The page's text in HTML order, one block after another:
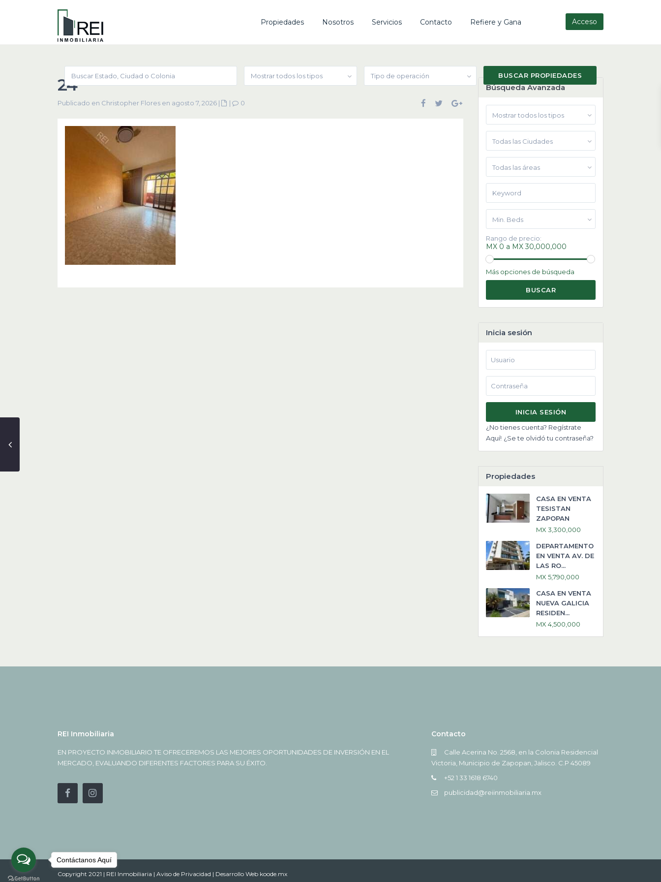
Acceso
Propiedades Nosotros Servicios Contacto Refiere y Gana
Mostrar todos los tipos Tipo de operación
24
Publicado en Christopher Flores en agosto 7, 2026 | | 0
Búsqueda Avanzada
Mostrar todos los tipos
Todas las Ciudades
Todas las áreas
Min. Beds
Rango de precio:
MX 0 a MX 30,000,000
Más opciones de búsqueda
BUSCAR
Inicia sesión
INICIA SESIÓN
¿No tienes cuenta? Regístrate
Aquí! ¿Se te olvidó tu contraseña?
Propiedades
CASA EN VENTA
TESISTAN
ZAPOPAN
MX 3,300,000
DEPARTAMENTO
EN VENTA AV. DE
LAS RO...
MX 5,790,000
CASA EN VENTA
NUEVA GALICIA
RESIDEN...
MX 4,500,000
REI Inmobiliaria
EN PROYECTO INMOBILIARIO TE OFRECEREMOS LAS MEJORES OPORTUNIDADES DE INVERSIÓN EN EL
MERCADO, EVALUANDO DIFERENTES FACTORES PARA SU ÉXITO.
Contacto
Calle Acerina No. 2568, en la Colonia Residencial
Victoria, Municipio de Zapopan, Jalisco. C.P 45089
+52 1 33 1618 6740
publicidad@reiinmobiliaria.mx
Copyright 2021 | REI Inmobiliaria | Aviso de Privacidad | Desarrollo Web koode.mx
Contáctanos Aquí